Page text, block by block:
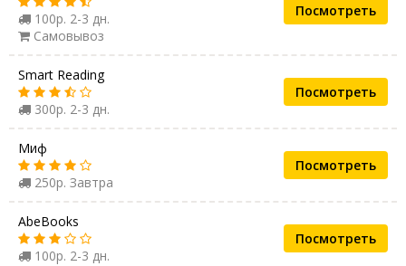
100р. 2-3 дн.
Самовывоз
Посмотреть
Smart Reading
300р. 2-3 дн.
Посмотреть
Миф
250р. Завтра
Посмотреть
AbeBooks
100р. 2-3 дн.
Посмотреть